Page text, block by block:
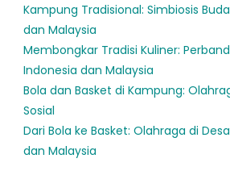
Kampung Tradisional: Simbiosis
dan Malaysia
Membongkar Tradisi Kuliner:
Indonesia dan Malaysia
Bola dan Basket di Kampung:
Sosial
Dari Bola ke Basket: Olahraga di
dan Malaysia